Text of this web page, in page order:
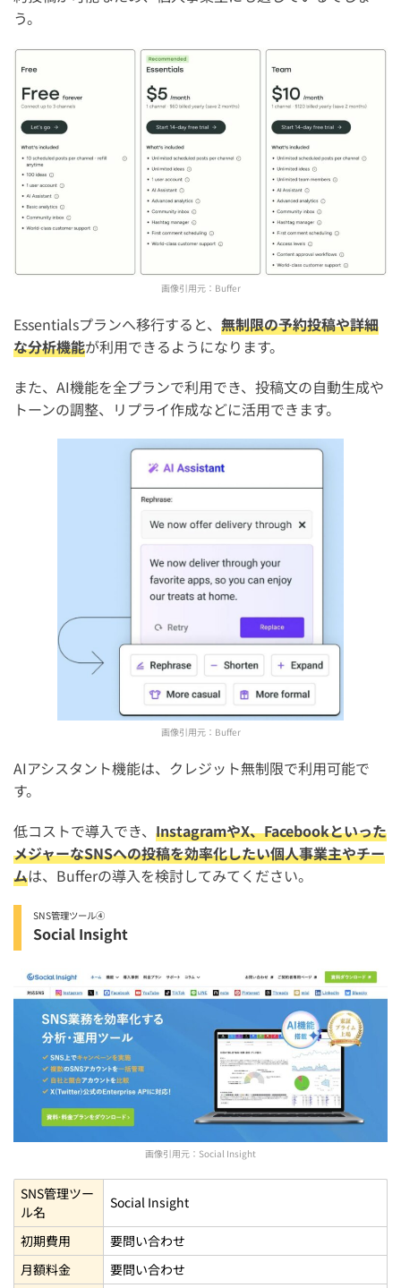
う。
画像引用元： Buffer
Essentialsプランへ移行すると、 無制限の予約投稿や詳細
な分析機能が利用できるようになります。
また、AI機能を全プランで利用でき、投稿文の自動生成や
トーンの調整、リプライ作成などに活用できます。
画像引用元： Buffer
AIアシスタント機能は、クレジット無制限で利用可能で
す。
低コストで導入でき、 InstagramやX、Facebookといった
メジャーなSNSへの投稿を効率化したい個人事業主やチー
ムは、Bufferの導入を検討してみてください。
SNS管理ツール④
Social Insight
画像引用元： Social Insight
SNS管理ツー
ル名
Social Insight
初期費用
要問い合わせ
月額料金
要問い合わせ